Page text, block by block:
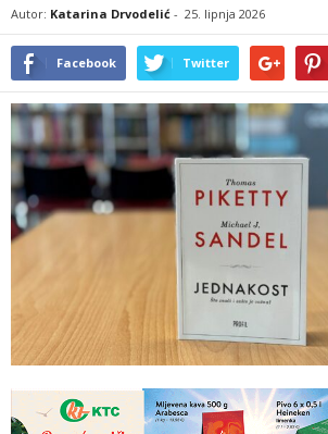
Autor: Katarina Drvodelić - 25. lipnja 2026
Facebook Twitter